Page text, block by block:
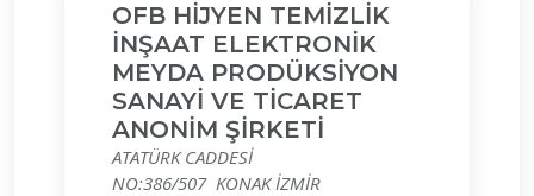
OFB HİJYEN TEMİZLİK
İNŞAAT ELEKTRONİK
MEYDA PRODÜKSİYON
SANAYİ VE TİCARET
ANONİM ŞİRKETİ
ATATÜRK CADDESİ
NO:386/507 KONAK İZMİR